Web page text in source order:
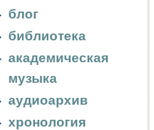
блог
библиотека
академическая
музыка
аудиоархив
хронология